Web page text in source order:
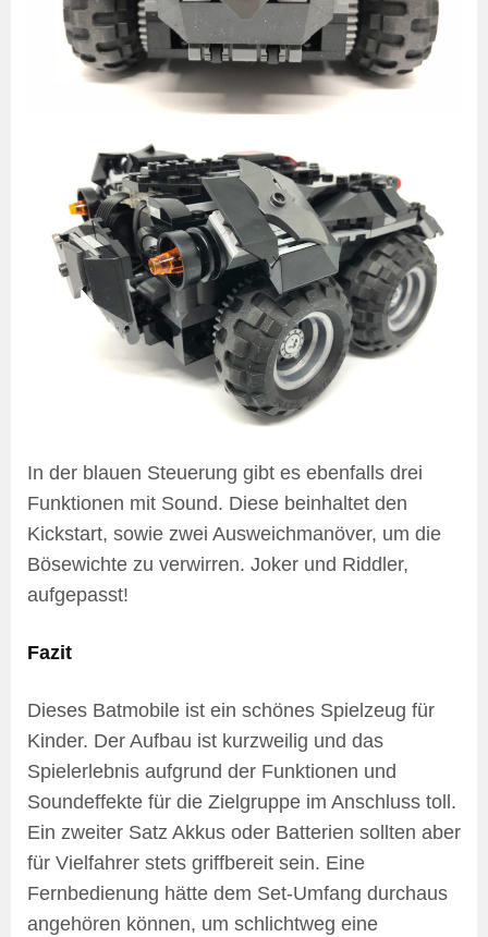
In der blauen Steuerung gibt es ebenfalls drei
Funktionen mit Sound. Diese beinhaltet den
Kickstart, sowie zwei Ausweichmanöver, um die
Bösewichte zu verwirren. Joker und Riddler,
aufgepasst!
Fazit
Dieses Batmobile ist ein schönes Spielzeug für
Kinder. Der Aufbau ist kurzweilig und das
Spielerlebnis aufgrund der Funktionen und
Soundeffekte für die Zielgruppe im Anschluss toll.
Ein zweiter Satz Akkus oder Batterien sollten aber
für Vielfahrer stets griffbereit sein. Eine
Fernbedienung hätte dem Set-Umfang durchaus
angehören können, um schlichtweg eine